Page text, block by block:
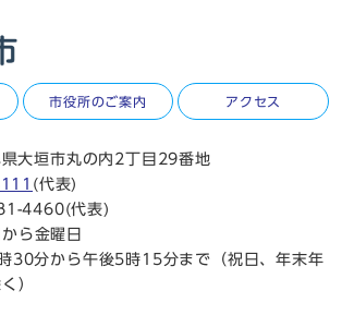
市役所のご案内 アクセス
大垣市丸の内2丁目29番地
(代表)
4460(代表)
ら金曜日
30分から午後5時15分まで（祝日、年末年
）